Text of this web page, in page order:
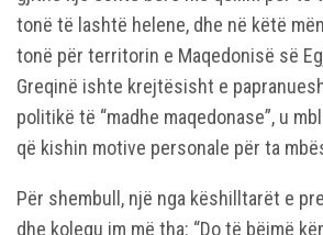
tonë të lashtë helene, dhe në këtë
tonë për territorin e Maqedonisë së
Greqinë ishte krejtësisht e
politikë të “madhe maqedonase”, u
që kishin motive personale për ta
Për shembull, një nga këshilltarët e
dhe kolegu im më tha: “Do të bëjmë